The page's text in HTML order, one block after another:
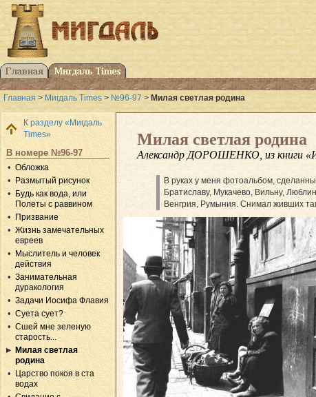
Главная > Мигдаль Times > №96-97 > Милая светлая родина
К разделу «Мигдаль
Times»
В номере №96-97
Обложка
Размытый рисунок
Будь как вода, или
Полеты с раввином
Призвание
Жизнь замечательных
евреев
Мыслитель и человек
действия
Занимательная
дуракология
Задачи Иосифа Флавия
Суета сует?
Сшей мне зеленую
старость...
Милая светлая
родина
Царство покоя в ста
водах
Милая светлая родина
Александр ДОРОШЕНКО, из книги
В руках у меня фотоальбом,
Братиславу, Мукачево, Вильну,
Венгрия, Румыния. Снимал живших